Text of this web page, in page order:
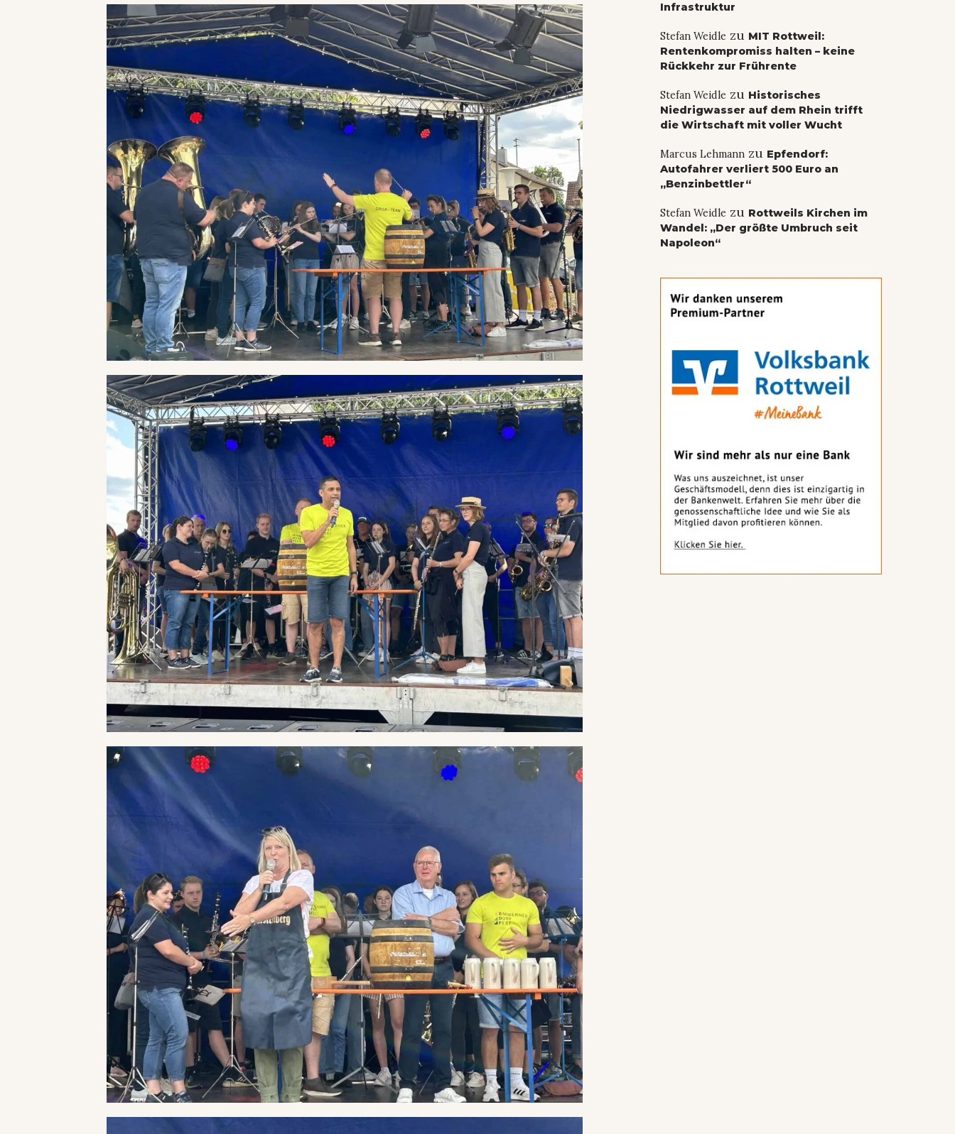
Infrastruktur
Stefan Weidle zu MIT Rottweil:
Rentenkompromiss halten – keine
Rückkehr zur Frührente
Stefan Weidle zu Historisches
Niedrigwasser auf dem Rhein trifft
die Wirtschaft mit voller Wucht
Marcus Lehmannzu Epfendorf:
Autofahrer verliert 500 Euro an
„Benzinbettler“
Stefan Weidle zu Rottweils Kirchen im
Wandel: „Der größte Umbruch seit
Napoleon“